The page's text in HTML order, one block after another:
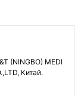
(NINGBO) MEDI
Китай.